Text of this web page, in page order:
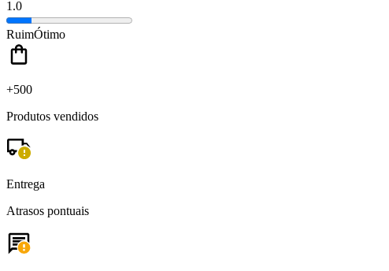
1.0
RuimÓtimo
+500
Produtos vendidos
Entrega
Atrasos pontuais